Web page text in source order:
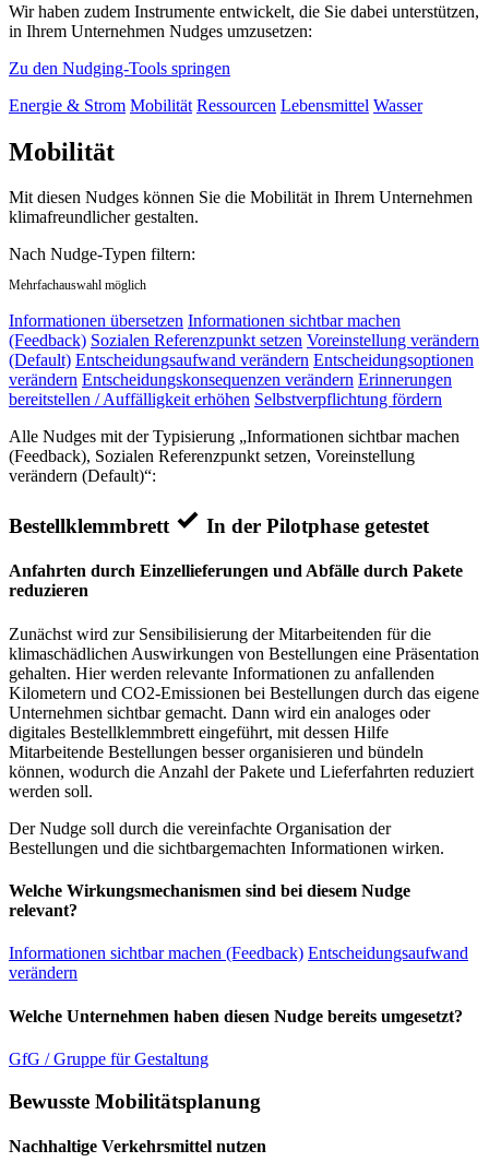
Wir haben zudem Instrumente entwickelt, die Sie dabei unterstützen,
in Ihrem Unternehmen Nudges umzusetzen:
Zu den Nudging-Tools springen
Energie & Strom Mobilität Ressourcen Lebensmittel Wasser
Mobilität
Mit diesen Nudges können Sie die Mobilität in Ihrem Unternehmen
klimafreundlicher gestalten.
Nach Nudge-Typen filtern:
Mehrfachauswahl möglich
Informationen übersetzen Informationen sichtbar machen
(Feedback) Sozialen Referenzpunkt setzen Voreinstellung verändern
(Default) Entscheidungsaufwand verändern Entscheidungsoptionen
verändern Entscheidungskonsequenzen verändern Erinnerungen
bereitstellen / Auffälligkeit erhöhen Selbstverpflichtung fördern
Alle Nudges mit der Typisierung „Informationen sichtbar machen
(Feedback), Sozialen Referenzpunkt setzen, Voreinstellung
verändern (Default)“:
Bestellklemmbrett In der Pilotphase getestet
Anfahrten durch Einzellieferungen und Abfälle durch Pakete
reduzieren
Zunächst wird zur Sensibilisierung der Mitarbeitenden für die
klimaschädlichen Auswirkungen von Bestellungen eine Präsentation
gehalten. Hier werden relevante Informationen zu anfallenden
Kilometern und CO2-Emissionen bei Bestellungen durch das eigene
Unternehmen sichtbar gemacht. Dann wird ein analoges oder
digitales Bestellklemmbrett eingeführt, mit dessen Hilfe
Mitarbeitende Bestellungen besser organisieren und bündeln
können, wodurch die Anzahl der Pakete und Lieferfahrten reduziert
werden soll.
Der Nudge soll durch die vereinfachte Organisation der
Bestellungen und die sichtbargemachten Informationen wirken.
Welche Wirkungsmechanismen sind bei diesem Nudge
relevant?
Informationen sichtbar machen (Feedback) Entscheidungsaufwand
verändern
Welche Unternehmen haben diesen Nudge bereits umgesetzt?
GfG / Gruppe für Gestaltung
Bewusste Mobilitätsplanung
Nachhaltige Verkehrsmittel nutzen